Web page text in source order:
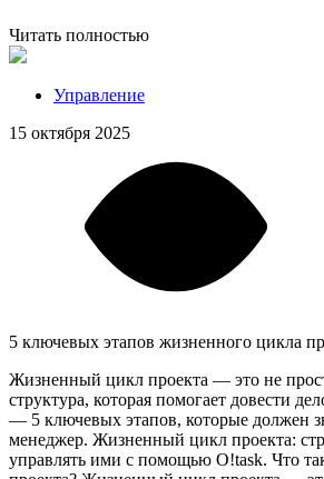
Читать полностью
Управление
15 октября 2025
5 ключевых этапов жизненного цикла
Жизненный цикл проекта — это не
структура, которая помогает довести
— 5 ключевых этапов, которые должен
менеджер. Жизненный цикл проекта:
управлять ими с помощью O!task. Что